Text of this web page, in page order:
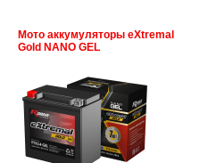
Мото аккумуляторы eXtremal
Gold NANO GEL